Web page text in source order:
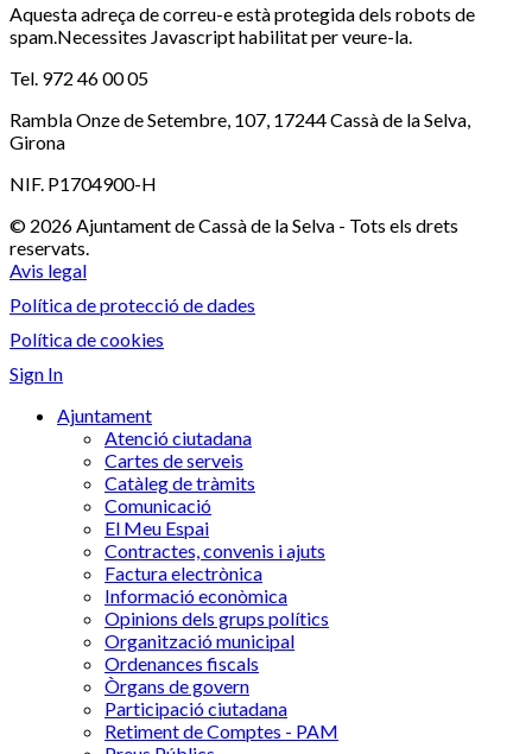
Aquesta adreça de correu-e està protegida dels robots de
spam.Necessites Javascript habilitat per veure-la.
Tel. 972 46 00 05
Rambla Onze de Setembre, 107, 17244 Cassà de la Selva,
Girona
NIF. P1704900-H
© 2026 Ajuntament de Cassà de la Selva - Tots els drets
reservats.
Avis legal
Política de protecció de dades
Política de cookies
Sign In
Ajuntament
Atenció ciutadana
Cartes de serveis
Catàleg de tràmits
Comunicació
El Meu Espai
Contractes, convenis i ajuts
Factura electrònica
Informació econòmica
Opinions dels grups polítics
Organització municipal
Ordenances fiscals
Òrgans de govern
Participació ciutadana
Retiment de Comptes - PAM